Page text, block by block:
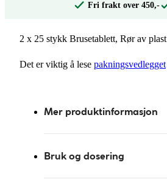
Fri frakt over 450,-
2 x 25 stykk Brusetablett, Rør av plast
Det er viktig å lese pakningsvedlegget
Mer produktinformasjon
Bruk og dosering